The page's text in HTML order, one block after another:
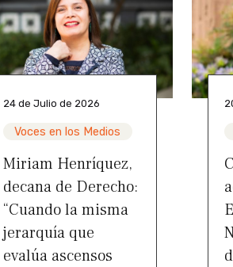
24 de Julio de 2026
Voces en los Medios
Miriam Henríquez,
decana de Derecho:
“Cuando la misma
jerarquía que
evalúa ascensos